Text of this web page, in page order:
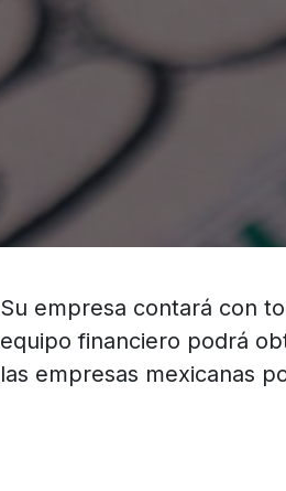
Su empresa contará con
equipo financiero podrá
las empresas mexicanas